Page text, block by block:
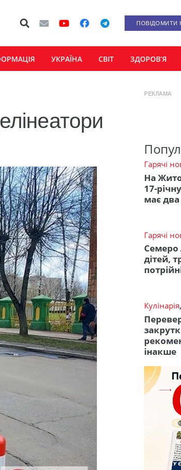
ПОВІДОМИТИ
УКРАЇНА СВІТ ЗДОРОВ’Я
РЕКЛАМА
Гарячі
На
17-
має
Гарячі
Семеро
дітей,
Кулінарія,
інакше